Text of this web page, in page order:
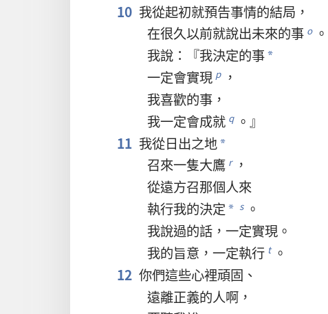
10 我從起初就預告事情的結局 ，
在很久以前就說出未來的事 o 。
我說 ：『我決定的事*
一定會實現 p ，
我喜歡的事 ，
我一定會成就 q 。』
11 我從日出之地*
召來一隻大鷹 r ，
從遠方召那個人來
執行我的決定 * s 。
我說過的話 ，一定實現 。
我的旨意 ，一定執行 t 。
12 你們這些心裡頑固 、
遠離正義的人啊 ，